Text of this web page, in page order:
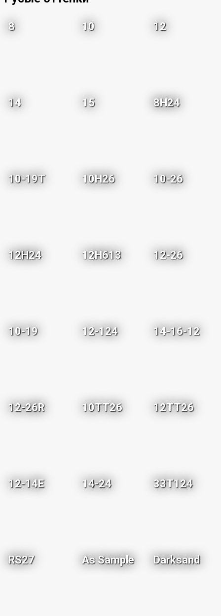
8 10 12
14 15 8H24
10-19T 10H26 10-26
12H24 12H613 12-26
10-19 12-124 14-16-12
12-26R 10TT26 12TT26
12-14E 14-24 33T124
RS27 As Sample Darksand